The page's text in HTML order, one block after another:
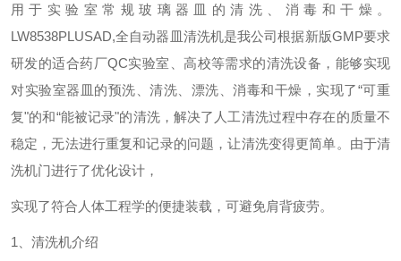
用于实验室常规玻璃器皿的清洗、消毒和干燥。
LW8538PLUSAD,全自动器皿清洗机是我公司根据新版GMP要求
研发的适合药厂QC实验室、高校等需求的清洗设备，能够实现
对实验室器皿的预洗、清洗、漂洗、消毒和干燥，实现了“可重
复"的和“能被记录"的清洗，解决了人工清洗过程中存在的质量不
稳定，无法进行重复和记录的问题，让清洗变得更简单。由于清
洗机门进行了优化设计，
实现了符合人体工程学的便捷装载，可避免肩背疲劳。
1、清洗机介绍